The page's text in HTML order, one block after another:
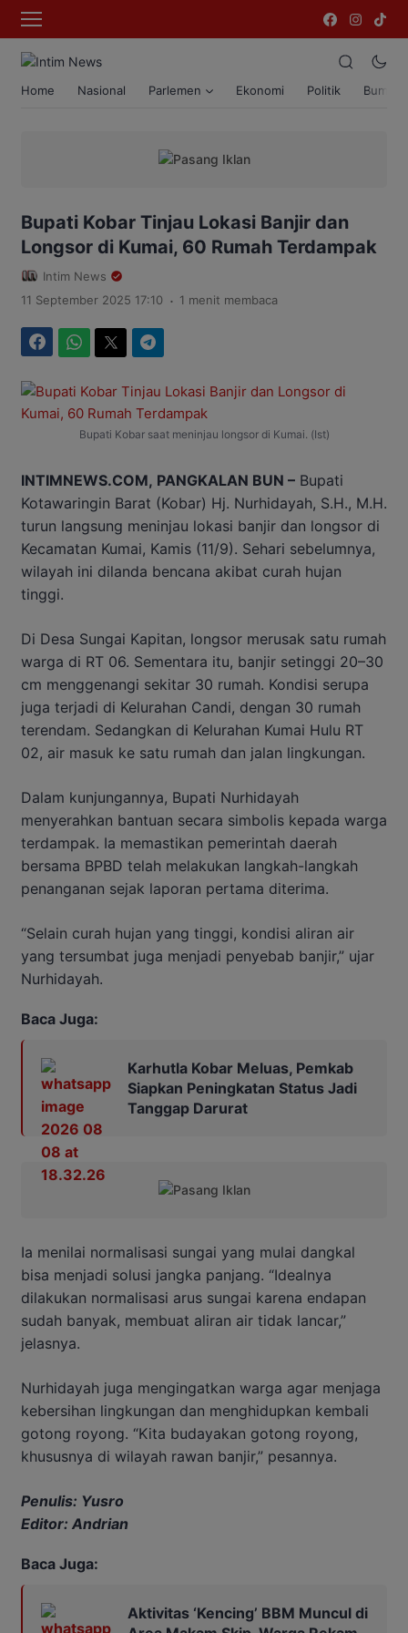
Home Nasional Parlemen Ekonomi Politik Bumi
Bupati Kobar Tinjau Lokasi Banjir dan
Longsor di Kumai, 60 Rumah Terdampak
Intim News
11 September 2025 17:10 . 1 menit membaca
Bupati Kobar saat meninjau longsor di Kumai. (Ist)
INTIMNEWS.COM, PANGKALAN BUN – Bupati
Kotawaringin Barat (Kobar) Hj. Nurhidayah, S.H., M.H.
turun langsung meninjau lokasi banjir dan longsor di
Kecamatan Kumai, Kamis (11/9). Sehari sebelumnya,
wilayah ini dilanda bencana akibat curah hujan
tinggi.
Di Desa Sungai Kapitan, longsor merusak satu rumah
warga di RT 06. Sementara itu, banjir setinggi 20–30
cm menggenangi sekitar 30 rumah. Kondisi serupa
juga terjadi di Kelurahan Candi, dengan 30 rumah
terendam. Sedangkan di Kelurahan Kumai Hulu RT
02, air masuk ke satu rumah dan jalan lingkungan.
Dalam kunjungannya, Bupati Nurhidayah
menyerahkan bantuan secara simbolis kepada warga
terdampak. Ia memastikan pemerintah daerah
bersama BPBD telah melakukan langkah-langkah
penanganan sejak laporan pertama diterima.
“Selain curah hujan yang tinggi, kondisi aliran air
yang tersumbat juga menjadi penyebab banjir,” ujar
Nurhidayah.
Baca Juga:
Karhutla Kobar Meluas, Pemkab
Siapkan Peningkatan Status Jadi
Tanggap Darurat
Ia menilai normalisasi sungai yang mulai dangkal
bisa menjadi solusi jangka panjang. “Idealnya
dilakukan normalisasi arus sungai karena endapan
sudah banyak, membuat aliran air tidak lancar,”
jelasnya.
Nurhidayah juga mengingatkan warga agar menjaga
kebersihan lingkungan dan menghidupkan kembali
gotong royong. “Kita budayakan gotong royong,
khususnya di wilayah rawan banjir,” pesannya.
Penulis: Yusro
Editor: Andrian
Baca Juga:
Aktivitas ‘Kencing’ BBM Muncul di